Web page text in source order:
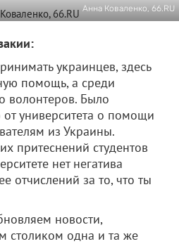
Анна Коваленко, 66.RU
украинцев, здесь
помощь, а среди
волонтеров. Было
университета о помощи
из Украины.
притеснений студентов
нет негатива
отчислений за то, что ты
новости,
столиком одна и та же